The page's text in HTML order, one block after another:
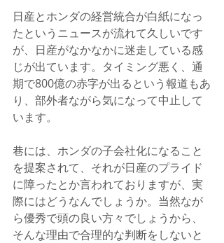
日産とホンダの経営統合が白紙になっ
たというニュースが流れて久しいです
が、日産がなかなかに迷走している感
じが出ています。タイミング悪く、通
期で800億の赤字が出るという報道もあ
り、部外者ながら気になって中止して
います。
巷には、ホンダの子会社化になること
を提案されて、それが日産のプライド
に障ったとか言われておりますが、実
際にはどうなんでしょうか。当然なが
ら優秀で頭の良い方々でしょうから、
そんな理由で合理的な判断をしないと